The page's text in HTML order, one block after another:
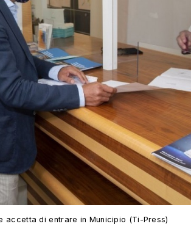
accetta di entrare in Municipio (Ti-Press)